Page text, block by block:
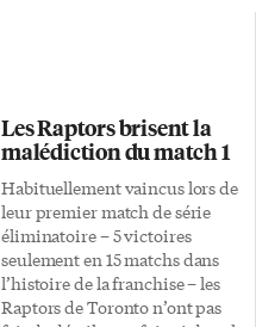
de jeunes citoyens obtiendront
le droit de vote à travers le pays.
Le Canada deviendrait alors
l’un des rares États dans le
monde, avec notamment
l’Autriche, l’Argentine, le Brésil,
l’Équateur, le Nicaragua et
Malte, à permettre à ses […]
Les Raptors brisent la
malédiction du match 1
Habituellement vaincus lors de
leur premier match de série
éliminatoire – 5 victoires
seulement en 15 matchs dans
l’histoire de la franchise – les
Raptors de Toronto n’ont pas